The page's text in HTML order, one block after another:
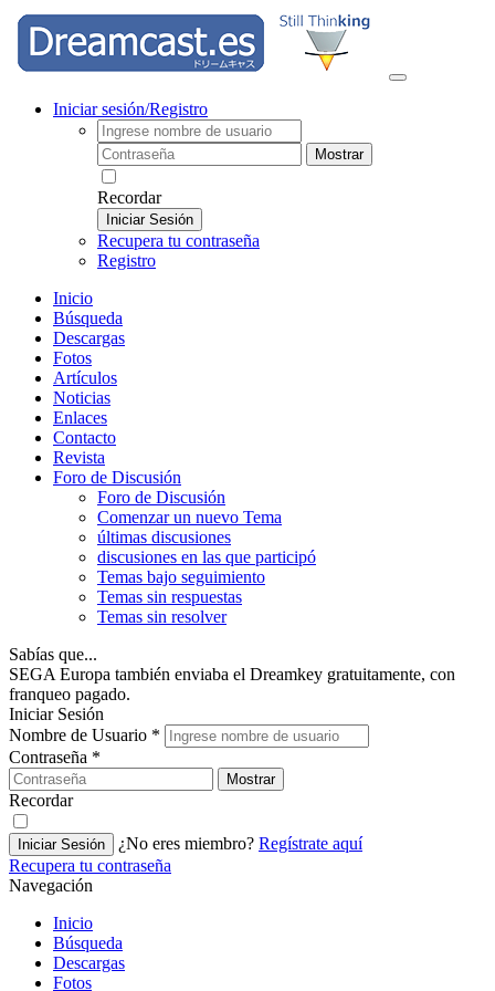
Iniciar sesión/Registro
Mostrar
Recordar
Iniciar Sesión
Recupera tu contraseña
Registro
Inicio
Búsqueda
Descargas
Fotos
Artículos
Noticias
Enlaces
Contacto
Revista
Foro de Discusión
Foro de Discusión
Comenzar un nuevo Tema
últimas discusiones
discusiones en las que participó
Temas bajo seguimiento
Temas sin respuestas
Temas sin resolver
Sabías que...
SEGA Europa también enviaba el Dreamkey gratuitamente, con
franqueo pagado.
Iniciar Sesión
Nombre de Usuario *
Contraseña *
Mostrar
Recordar
Iniciar Sesión ¿No eres miembro? Regístrate aquí
Recupera tu contraseña
Navegación
Inicio
Búsqueda
Descargas
Fotos